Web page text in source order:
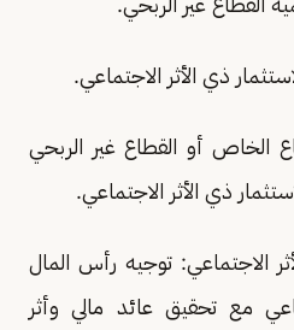
الخاص أو القطاع غير الربحي
ذي الأثر الاجتماعي.
الاجتماعي: توجيه رأس المال
مع تحقيق عائد مالي وأثر